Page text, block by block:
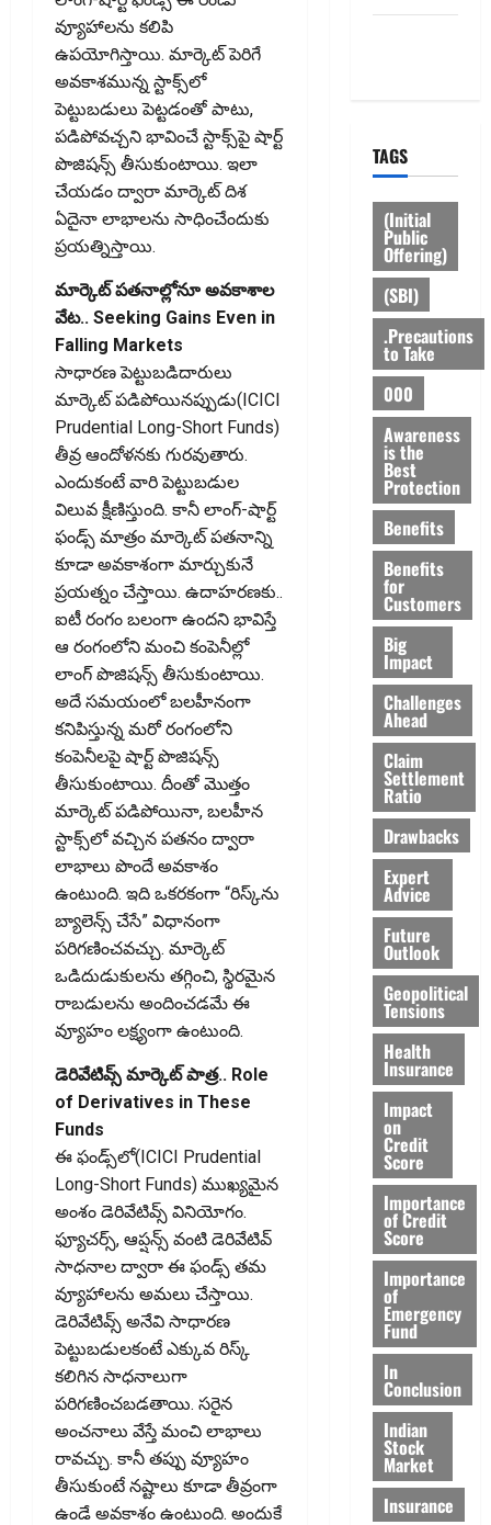
వ్యూహాలను కలిపి
ఉపయోగిస్తాయి. మార్కెట్‌ పెరిగే
అవకాశమున్న స్టాక్స్‌లో
పెట్టుబడులు పెట్టడంతో పాటు,
పడిపోవచ్చని భావించే స్టాక్స్‌పై షార్ట్‌
పొజిషన్స్‌ తీసుకుంటాయి. ఇలా
చేయడం ద్వారా మార్కెట్‌ దిశ
ఏదైనా లాభాలను సాధించేందుకు
ప్రయత్నిస్తాయి.
మార్కెట్ పతనాల్లోనూ అవకాశాల
వేట.. Seeking Gains Even in
Falling Markets
సాధారణ పెట్టుబడిదారులు
మార్కెట్‌ పడిపోయినప్పుడు(ICICI
Prudential Long-Short Funds)
తీవ్ర ఆందోళనకు గురవుతారు.
ఎందుకంటే వారి పెట్టుబడుల
విలువ క్షీణిస్తుంది. కానీ లాంగ్-షార్ట్‌
ఫండ్స్‌ మాత్రం మార్కెట్‌ పతనాన్ని
కూడా అవకాశంగా మార్చుకునే
ప్రయత్నం చేస్తాయి. ఉదాహరణకు..
ఐటీ రంగం బలంగా ఉందని భావిస్తే
ఆ రంగంలోని మంచి కంపెనీల్లో
లాంగ్‌ పొజిషన్స్‌ తీసుకుంటాయి.
అదే సమయంలో బలహీనంగా
కనిపిస్తున్న మరో రంగంలోని
కంపెనీలపై షార్ట్‌ పొజిషన్స్‌
తీసుకుంటాయి. దీంతో మొత్తం
మార్కెట్‌ పడిపోయినా, బలహీన
స్టాక్స్‌లో వచ్చిన పతనం ద్వారా
లాభాలు పొందే అవకాశం
ఉంటుంది. ఇది ఒకరకంగా “రిస్క్‌ను
బ్యాలెన్స్‌ చేసే” విధానంగా
పరిగణించవచ్చు. మార్కెట్‌
ఒడిదుడుకులను తగ్గించి, స్థిరమైన
రాబడులను అందించడమే ఈ
వ్యూహం లక్ష్యంగా ఉంటుంది.
డెరివేటివ్స్‌ మార్కెట్‌ పాత్ర.. Role
of Derivatives in These
Funds
ఈ ఫండ్స్‌లో(ICICI Prudential
Long-Short Funds) ముఖ్యమైన
అంశం డెరివేటివ్స్‌ వినియోగం.
ఫ్యూచర్స్‌, ఆప్షన్స్‌ వంటి డెరివేటివ్‌
సాధనాల ద్వారా ఈ ఫండ్స్‌ తమ
వ్యూహాలను అమలు చేస్తాయి.
డెరివేటివ్స్‌ అనేవి సాధారణ
పెట్టుబడులకంటే ఎక్కువ రిస్క్‌
కలిగిన సాధనాలుగా
పరిగణించబడతాయి. సరైన
అంచనాలు వేస్తే మంచి లాభాలు
రావచ్చు. కానీ తప్పు వ్యూహం
తీసుకుంటే నష్టాలు కూడా తీవ్రంగా
ఉండే అవకాశం ఉంటుంది. అందుకే
TAGS
(Initial
Public
Offering)
(SBI)
.Precautions
to Take
000
Awareness
is the
Best
Protection
Benefits
Benefits
for
Customers
Big
Impact
Challenges
Ahead
Claim
Settlement
Ratio
Drawbacks
Expert
Advice
Future
Outlook
Geopolitical
Tensions
Health
Insurance
Impact
on
Credit
Score
Importance
of Credit
Score
Importance
of
Emergency
Fund
In
Conclusion
Indian
Stock
Market
Insurance